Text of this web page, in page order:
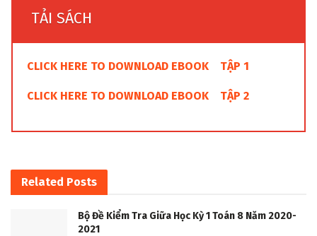
TẢI SÁCH
CLICK HERE TO DOWNLOAD EBOOK TẬP 1
CLICK HERE TO DOWNLOAD EBOOK TẬP 2
Related Posts
Bộ Đề Kiểm Tra Giữa Học Kỳ 1 Toán 8 Năm 2020-
2021